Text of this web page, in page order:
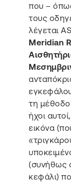
που –
τους
λέγεται
Meridian
τη
ήχοι
εικόνα
(συνήθως
κεφάλι)